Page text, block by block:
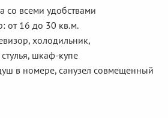
со всеми удобствами
от 16 до 30 кв.м.
холодильник,
шкаф-купе
в номере, санузел совмещенный